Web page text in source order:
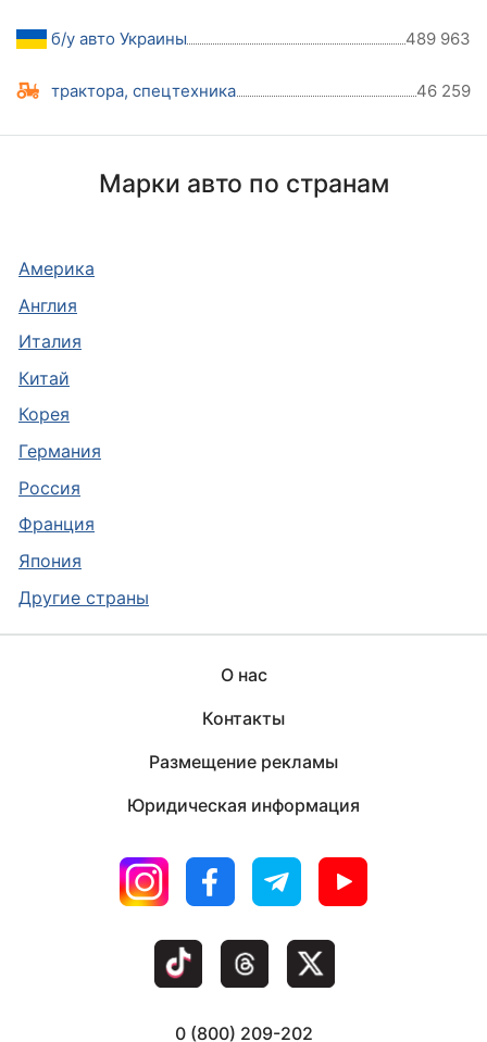
б/у авто Украины 489 963
трактора, спецтехника 46 259
Марки авто по странам
Америка
Англия
Италия
Китай
Корея
Германия
Россия
Франция
Япония
Другие страны
О нас
Контакты
Размещение рекламы
Юридическая информация
0 (800) 209-202